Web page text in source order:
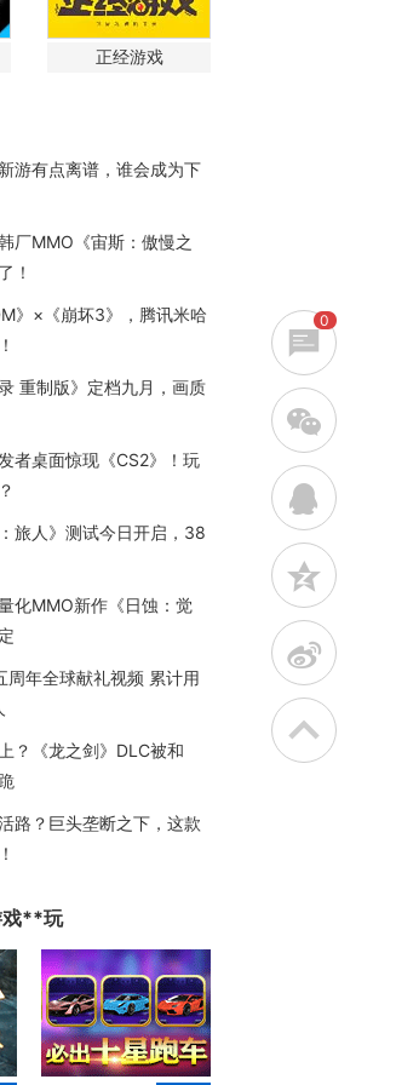
正经游戏
游有点离谱，谁会成为下
厂MMO《宙斯：傲慢之
！
》×《崩坏3》，腾讯米哈
重制版》定档九月，画质
者桌面惊现《CS2》！玩
旅人》测试今日开启，38
化MMO新作《日蚀：觉
周年全球献礼视频 累计用
？《龙之剑》DLC被和
路？巨头垄断之下，这款
戏**玩
0
w
q
z
t